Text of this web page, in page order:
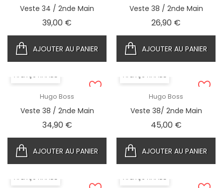
Veste 34 / 2nde Main
39,00 €
AJOUTER AU PANIER
Veste 38 / 2nde Main
26,90 €
AJOUTER AU PANIER
APERÇU RAPIDE
Hugo Boss
Veste 38 / 2nde Main
34,90 €Prix
AJOUTER AU PANIER
APERÇU RAPIDE
Hugo Boss
Veste 38/ 2nde Main
45,00 €Prix
AJOUTER AU PANIER
APERÇU RAPIDE APERÇU RAPIDE